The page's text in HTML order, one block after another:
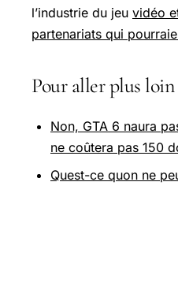
l’industrie du jeu vidéo
partenariats qui
Pour aller plus loin
Non, GTA 6 naura
ne coûtera pas 150
Quest-ce quon ne